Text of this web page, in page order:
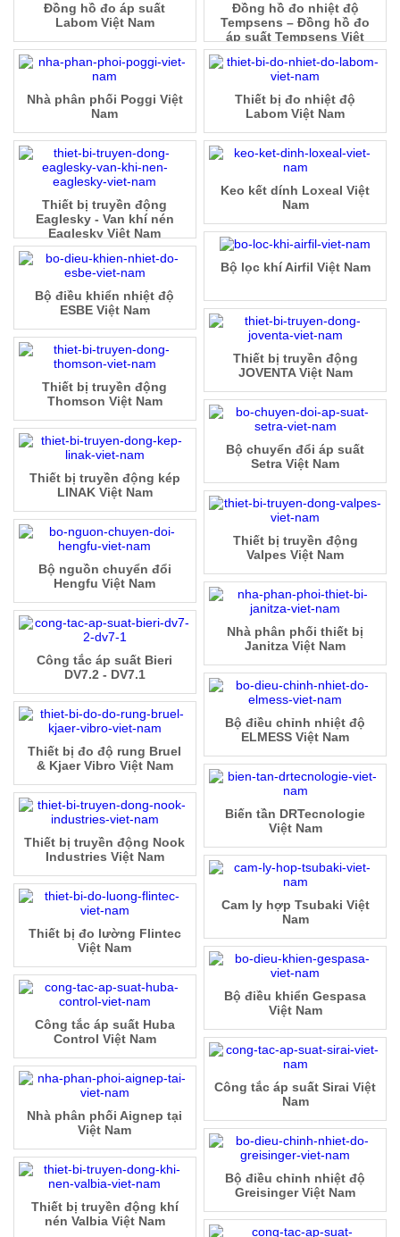
Đồng hồ đo nhiệt độ
Tempsens – Đồng hồ đo
áp suất Tempsens Việt
Nam
Đồng hồ đo áp suất
Labom Việt Nam
Thiết bị đo nhiệt độ
Labom Việt Nam
Nhà phân phối Poggi Việt
Nam
Keo kết dính Loxeal Việt
Nam
Thiết bị truyền động
Eaglesky - Van khí nén
Eaglesky Việt Nam
Bộ lọc khí Airfil Việt Nam
Bộ điều khiển nhiệt độ
ESBE Việt Nam
Thiết bị truyền động
JOVENTA Việt Nam
Thiết bị truyền động
Thomson Việt Nam
Bộ chuyển đổi áp suất
Setra Việt Nam
Thiết bị truyền động kép
LINAK Việt Nam
Thiết bị truyền động
Valpes Việt Nam
Bộ nguồn chuyển đổi
Hengfu Việt Nam
Nhà phân phối thiết bị
Janitza Việt Nam
Công tắc áp suất Bieri
DV7.2 - DV7.1
Bộ điều chỉnh nhiệt độ
ELMESS Việt Nam
Thiết bị đo độ rung Bruel
& Kjaer Vibro Việt Nam
Biến tần DRTecnologie
Việt Nam
Thiết bị truyền động Nook
Industries Việt Nam
Cam ly hợp Tsubaki Việt
Nam
Thiết bị đo lường Flintec
Việt Nam
Bộ điều khiển Gespasa
Việt Nam
Công tắc áp suất Huba
Control Việt Nam
Công tắc áp suất Sirai Việt
Nam
Nhà phân phối Aignep tại
Việt Nam
Bộ điều chỉnh nhiệt độ
Greisinger Việt Nam
Thiết bị truyền động khí
nén Valbia Việt Nam